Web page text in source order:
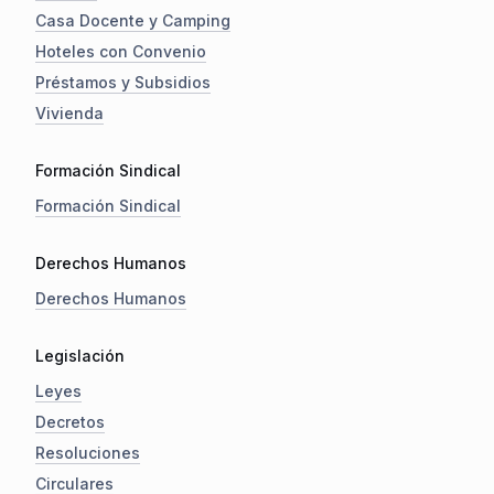
Casa Docente y Camping
Hoteles con Convenio
Préstamos y Subsidios
Vivienda
Formación Sindical
Formación Sindical
Derechos Humanos
Derechos Humanos
Legislación
Leyes
Decretos
Resoluciones
Circulares